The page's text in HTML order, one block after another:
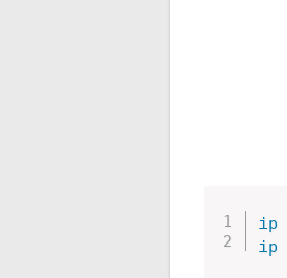
ip
ip